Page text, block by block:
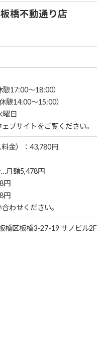
橋不動通り店
17:00～18:00）
憩14:00～15:00）
曜日
ブサイトをご覧ください。
金）：43,780円
月額5,478円
円
円
わせください。
区板橋3-27-19 サノビル2F